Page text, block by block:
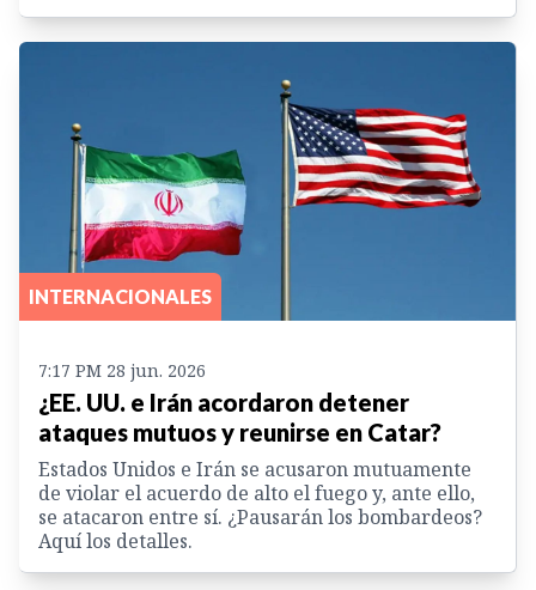
INTERNACIONALES
7:17 PM 28 jun. 2026
¿EE. UU. e Irán acordaron detener
ataques mutuos y reunirse en Catar?
Estados Unidos e Irán se acusaron mutuamente
de violar el acuerdo de alto el fuego y, ante ello,
se atacaron entre sí. ¿Pausarán los bombardeos?
Aquí los detalles.